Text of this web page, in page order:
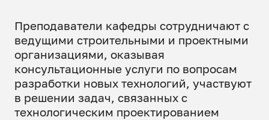
Преподаватели кафедры сотрудничают с
ведущими строительными и проектными
организациями, оказывая
консультационные услуги по вопросам
разработки новых технологий, участвуют
в решении задач, связанных с
технологическим проектированием